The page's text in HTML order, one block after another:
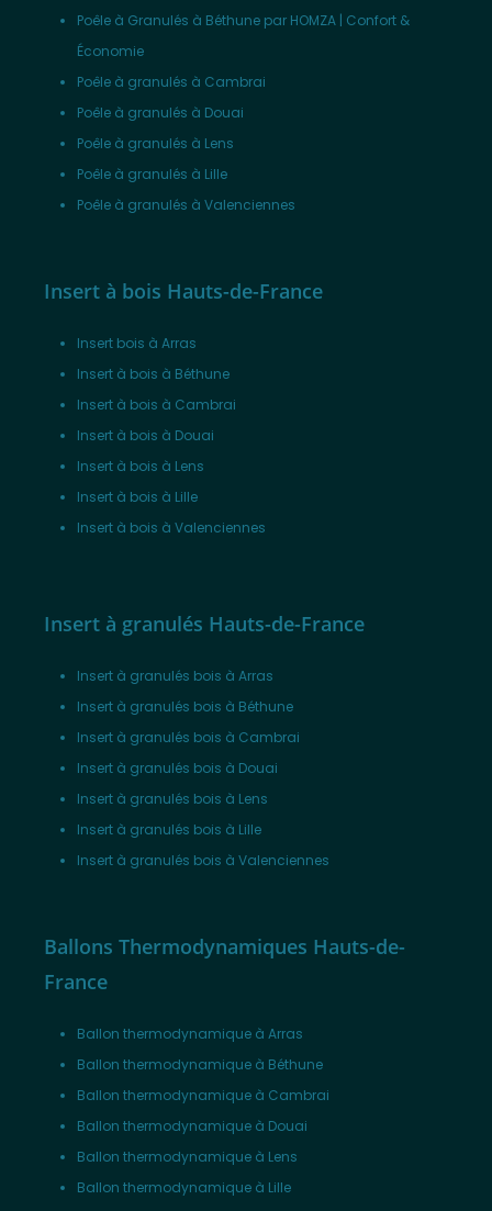
Poêle à Granulés à Béthune par HOMZA | Confort &
Économie
Poêle à granulés à Cambrai
Poêle à granulés à Douai
Poêle à granulés à Lens
Poêle à granulés à Lille
Poêle à granulés à Valenciennes
Insert à bois Hauts-de-France
Insert bois à Arras
Insert à bois à Béthune
Insert à bois à Cambrai
Insert à bois à Douai
Insert à bois à Lens
Insert à bois à Lille
Insert à bois à Valenciennes
Insert à granulés Hauts-de-France
Insert à granulés bois à Arras
Insert à granulés bois à Béthune
Insert à granulés bois à Cambrai
Insert à granulés bois à Douai
Insert à granulés bois à Lens
Insert à granulés bois à Lille
Insert à granulés bois à Valenciennes
Ballons Thermodynamiques Hauts-de-
France
Ballon thermodynamique à Arras
Ballon thermodynamique à Béthune
Ballon thermodynamique à Cambrai
Ballon thermodynamique à Douai
Ballon thermodynamique à Lens
Ballon thermodynamique à Lille